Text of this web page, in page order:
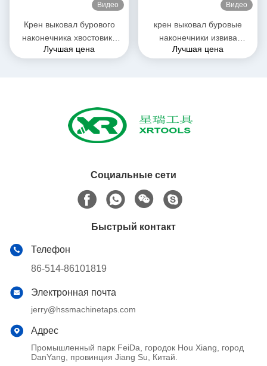
Видео
Крен выковал бурового
наконечника хвостовика
DIN 338 хвостовика
Лучшая цена
Видео
крен выковал буровые
наконечники извива
кобальта HRC 61 DIN338
Лучшая цена
Социальные сети
Быстрый контакт
Телефон
86-514-86101819
Электронная почта
jerry@hssmachinetaps.com
Адрес
Промышленный парк FeiDa, городок Hou Xiang, город
DanYang, провинция Jiang Su, Китай.